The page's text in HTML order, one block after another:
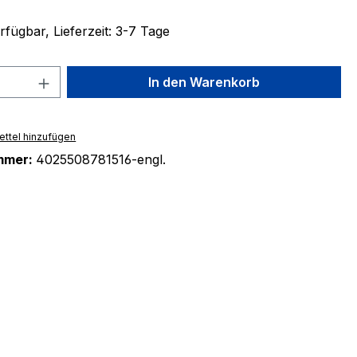
Lieferzeit: 3-7 Tage
Anzahl: Gib den gewünschten Wert
In den Warenkorb
hinzufügen
4025508781516-engl.